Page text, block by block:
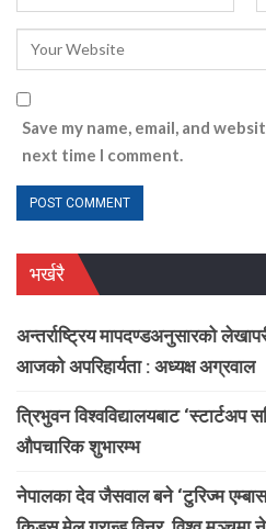
Save my name, email, and
next time I comment.
भर्खरै
अन्तर्राष्ट्रिय मापदण्डअनुसारको
आजको अपरिहार्यता : अध्यक्ष अग्रवाल
त्रिभुवन विश्वविद्यालयबाट
औपचारिक शुभारम्भ
नेपालका देव जैसवाल बने ‘टुरिज्म